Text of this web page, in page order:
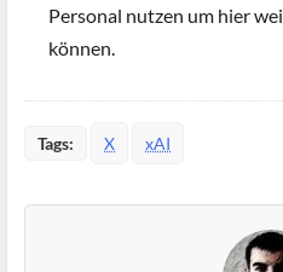
Personal nutzen um hier
können.
Tags: X xAI